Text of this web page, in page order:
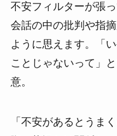
不安フィルターが張
会話の中の批判や指
ように思えます。「
ことじゃないって」
意。
「不安があるとうま